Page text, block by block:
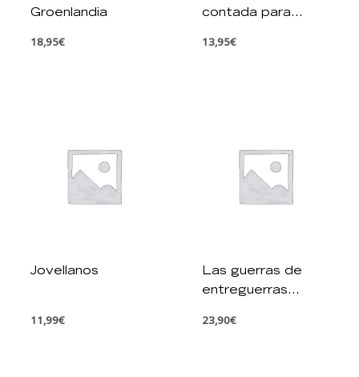
Groenlandia
18,95€
contada para
13,95€
Jovellanos
11,99€
Las guerras de
entreguerras
23,90€